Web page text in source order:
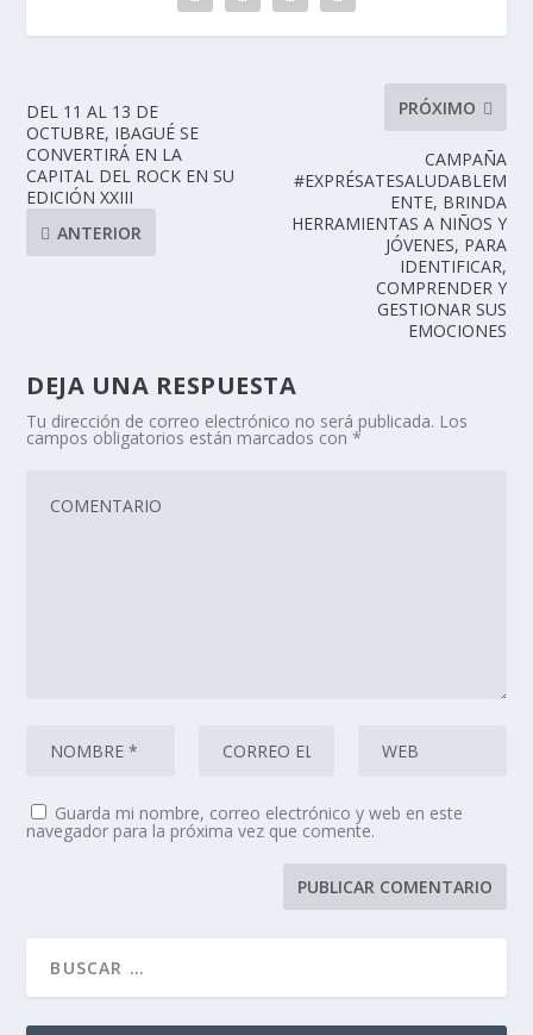
DEL 11 AL 13 DE
OCTUBRE, IBAGUÉ SE
CONVERTIRÁ EN LA
CAPITAL DEL ROCK EN SU
EDICIÓN XXIII
ANTERIOR
PRÓXIMO
CAMPAÑA
#EXPRÉSATESALUDABLEM
ENTE, BRINDA
HERRAMIENTAS A NIÑOS Y
JÓVENES, PARA
IDENTIFICAR,
COMPRENDER Y
GESTIONAR SUS
EMOCIONES
DEJA UNA RESPUESTA
Tu dirección de correo electrónico no será publicada. Los
campos obligatorios están marcados con*
Guarda mi nombre, correo electrónico y web en este
navegador para la próxima vez que comente.